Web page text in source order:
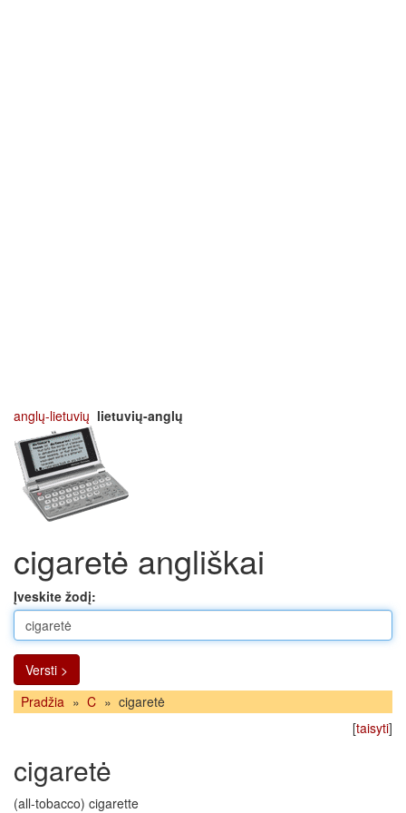
anglų-lietuvių lietuvių-anglų
cigaretė angliškai
Įveskite žodį:
Versti >
Pradžia » C » cigaretė
[taisyti]
cigaretė
(all-tobacco) cigarette